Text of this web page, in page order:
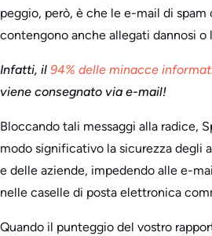
peggio, però, è che le e-mail di spam
contengono anche allegati dannosi o
Infatti, il 94% delle minacce
viene consegnato via e-mail!
Bloccando tali messaggi alla radice,
modo significativo la sicurezza degli
e delle aziende, impedendo alle e-
nelle caselle di posta elettronica
Quando il punteggio del vostro